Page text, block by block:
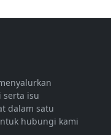
serta isu
dalam satu
hubungi kami